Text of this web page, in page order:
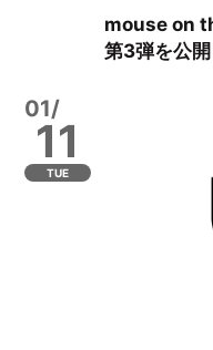
mouse on
第3弾を公開
01/
11
TUE